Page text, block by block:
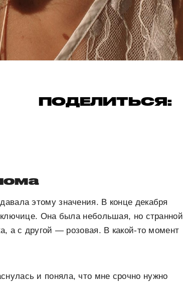
ПОДЕЛИТЬСЯ:
этому значения. В конце декабря
Она была небольшая, но странной
а с другой — розовая. В какой-то момент
и поняла, что мне срочно нужно